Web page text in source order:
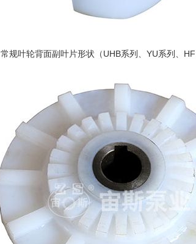
常规叶轮背面副叶片形状（UHB系列、YU系列、